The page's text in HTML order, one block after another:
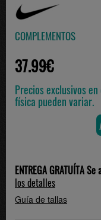
COMPLEMENTOS
37.99€
Precios exclusivos
física pueden variar.
ENTREGA GRATUÍTA
los detalles
Guía de tallas